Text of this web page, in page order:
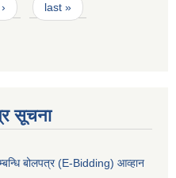
last »
सूचना
बोलपत्र (E-Bidding) आव्हान